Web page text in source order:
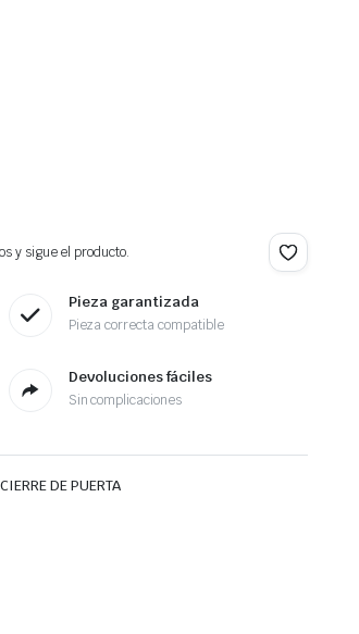
y sigue el producto.
Pieza garantizada
Pieza correcta compatible
Devoluciones fáciles
Sin complicaciones
DE PUERTA